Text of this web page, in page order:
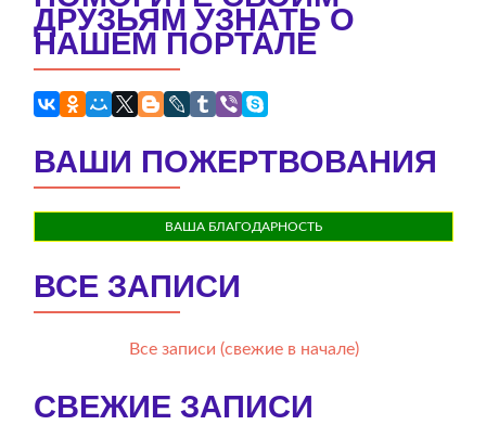
ДРУЗЬЯМ УЗНАТЬ О
НАШЕМ ПОРТАЛЕ
ВАШИ ПОЖЕРТВОВАНИЯ
ВАША БЛАГОДАРНОСТЬ
ВСЕ ЗАПИСИ
Все записи (свежие в начале)
СВЕЖИЕ ЗАПИСИ